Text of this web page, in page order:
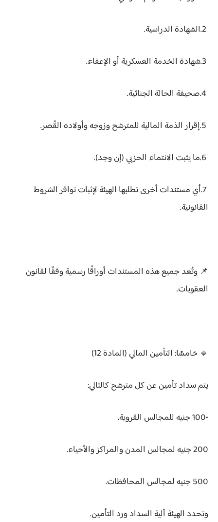
7.أي مستندات أخرى تطلبها الهيئة لإثبات توافر الشروط
القانونية.
📌 وتُعد جميع هذه المستندات أوراقًا رسمية وفقًا لقانون
العقوبات.
🔹 خامسًا: التأمين المالي (المادة 12)
يتم سداد تأمين عن كل مترشح كالتالي:
•100 جنيه للمجالس القروية.
200 جنيه لمجالس المدن والمراكز والأحياء.
500 جنيه لمجالس المحافظات.
وتحدد الهيئة آلية السداد ورد التأمين.